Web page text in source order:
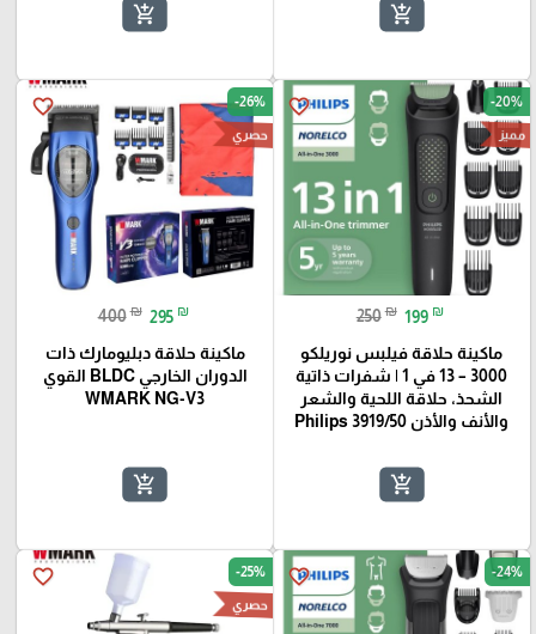
add_shopping_cart
add_shopping_cart
favorite_border -20%
مميز
250 ₪ 199 ₪
ماكينة حلاقة فيلبس نوريلكو
3000 – 13 في 1 | شفرات ذاتية
الشحذ، حلاقة اللحية والشعر
والأنف والأذن Philips 3919/50
add_shopping_cart
favorite_border -26%
حصري
400 ₪ 295 ₪
ماكينة حلاقة دبليومارك ذات
الدوران الخارجي BLDC القوي
WMARK NG-V3
add_shopping_cart
favorite_border -24%
favorite_border -25%
حصري